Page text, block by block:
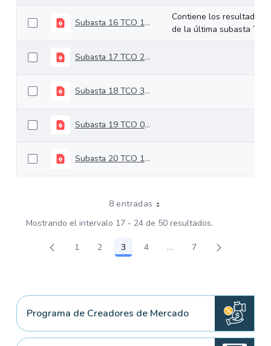
Subasta 16 TCO 16-04-2024
Contiene los resultados
de la última subasta TCO.
Subasta 17 TCO 23-04-2024
Subasta 18 TCO 30-04-2024
Subasta 19 TCO 07-05-2024
Subasta 20 TCO 14-05-2024
8 entradas
Mostrando el intervalo 17 - 24 de 50 resultados.
Página
1 Página
2 Página
3 Página
4 ...Páginas intermedias
Página
7
Programa de Creadores de Mercado